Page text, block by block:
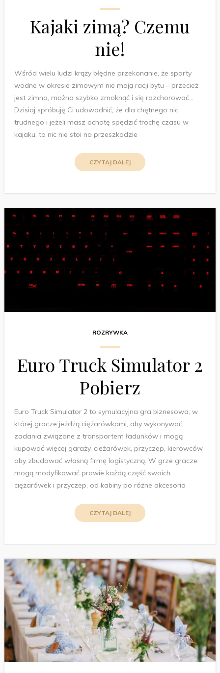
Kajaki zimą? Czemu
nie!
Wśród wielu ludzi krąży błędne przekonanie, że sporty
wodne w okresie zimowym nie mają racji bytu – przecież
jest zimno, można szybko zmoknąć i się rozchorować…
Dzisiaj spróbuję Ci udowodnić, że dla chętnego nic
trudnego i jeżeli masz ochotę spędzić trochę czasu w
kajaku, to nic nie stoi na przeszkodzie
CZYTAJ DALEJ
ROZRYWKA
Euro Truck Simulator 2
Pobierz
Euro Truck Simulator 2 to symulacyjna gra biznesowa, w
której gracze jeżdżą ciężarówkami, aby wykonywać
zadania związane z transportem ładunków i mogą
kupować więcej garaży, ciężarówek, przyczep, kierowców
aby zbudować własną firmę logistyczną. W grze gracze
mogą modyfikować prawie każdą część swoich
ciężarówek i przyczep, od kabiny po różne akcesoria
CZYTAJ DALEJ